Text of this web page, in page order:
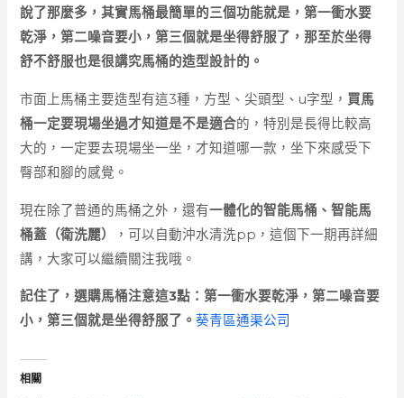
說了那麼多，其實馬桶最簡單的三個功能就是，第一衝水要
乾淨，第二噪音要小，第三個就是坐得舒服了，那至於坐得
舒不舒服也是很講究馬桶的造型設計的。
市面上馬桶主要造型有這3種，方型、尖頭型、u字型， 買馬
桶一定要現場坐過才知道是不是適合的，特別是長得比較高
大的，一定要去現場坐一坐，才知道哪一款，坐下來感受下
臀部和腳的感覺。
現在除了普通的馬桶之外，還有一體化的智能馬桶、智能馬
桶蓋（衛洗麗）
，可以自動沖水清洗pp，這個下一期再詳細
講，大家可以繼續關注我哦。
記住了，選購馬桶注意這3點：第一衝水要乾淨，第二噪音要
小，第三個就是坐得舒服了。葵青區通渠公司
相關